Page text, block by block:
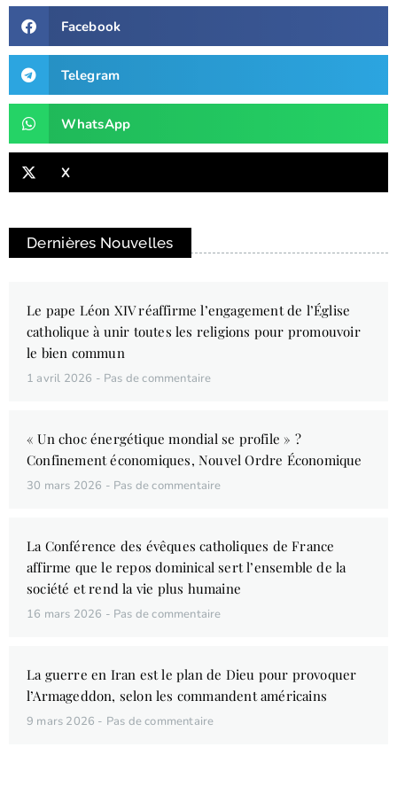
Facebook
Telegram
WhatsApp
X
Dernières Nouvelles
Le pape Léon XIV réaffirme l’engagement de l’Église
catholique à unir toutes les religions pour promouvoir
le bien commun
1 avril 2026 Pas de commentaire
« Un choc énergétique mondial se profile » ?
Confinement économiques, Nouvel Ordre Économique
30 mars 2026 Pas de commentaire
La Conférence des évêques catholiques de France
affirme que le repos dominical sert l’ensemble de la
société et rend la vie plus humaine
16 mars 2026 Pas de commentaire
La guerre en Iran est le plan de Dieu pour provoquer
l’Armageddon, selon les commandent américains
9 mars 2026 Pas de commentaire